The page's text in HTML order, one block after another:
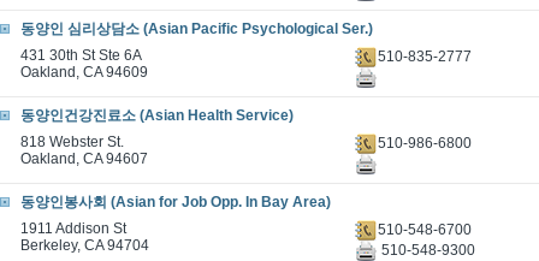
동양인 심리상담소 (Asian Pacific Psychological Ser.)
431 30th St Ste 6A
Oakland, CA 94609
510-835-2777
동양인건강진료소 (Asian Health Service)
818 Webster St.
Oakland, CA 94607
510-986-6800
동양인봉사회 (Asian for Job Opp. In Bay Area)
1911 Addison St
Berkeley, CA 94704
510-548-6700
510-548-9300